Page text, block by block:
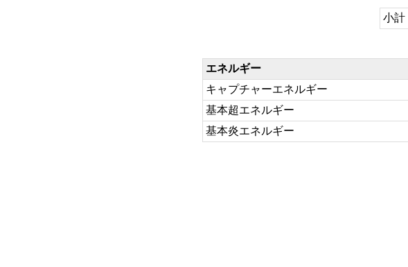
小計
エネルギー
キャプチャーエネルギー
基本超エネルギー
基本炎エネルギー